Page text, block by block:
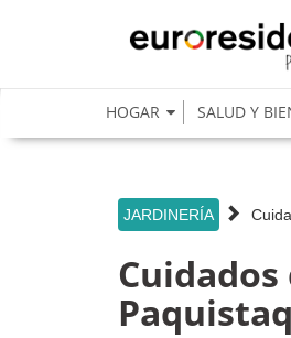
HOGAR SALUD Y
JARDINERÍA
Cuidados